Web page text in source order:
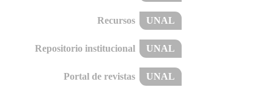
Recursos UNAL
Repositorio institucional UNAL
Portal de revistas UNAL